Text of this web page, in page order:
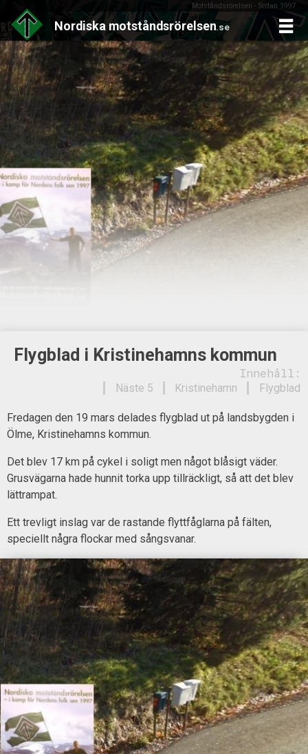
Motståndsrörelsen - Sedan 1997
Nordiska motståndsrörelsen.se
Skip
to
content
Flygblad i Kristinehamns kommun
Innehåll:
Flygblad
Kristinehamn
Näste 5
Fredagen den 19 mars delades flygblad ut på landsbygden i
Ölme, Kristinehamns kommun.
Det blev 17 km på cykel i soligt men något blåsigt väder.
Grusvägarna hade hunnit torka upp tillräckligt, så att det blev
lättrampat.
Ett trevligt inslag var de rastande flyttfåglarna på fälten,
speciellt några flockar med sångsvanar.